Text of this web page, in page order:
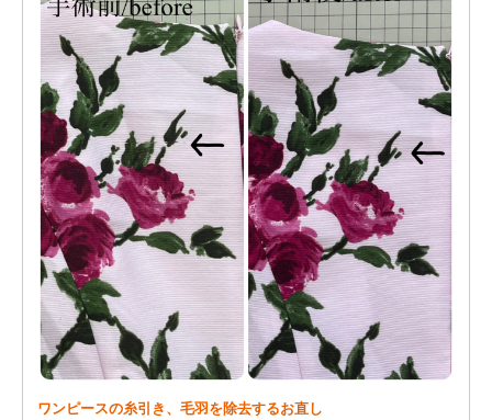
ワンピースの糸引き、毛羽を除去するお直し